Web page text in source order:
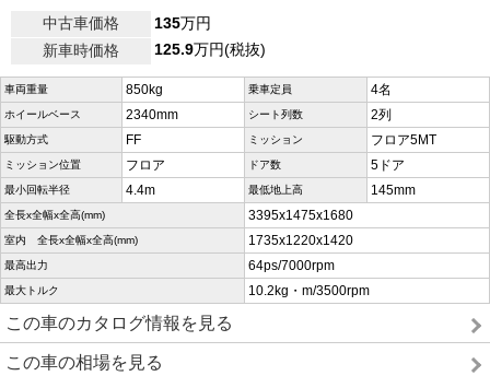
中古車価格
135万円
新車時価格
125.9万円(税抜)
車両重量 850kg 乗車定員 4名
ホイールベース 2340mm シート列数 2列
駆動方式 FF ミッション フロア5MT
ミッション位置 フロア ドア数 5ドア
最小回転半径 4.4m 最低地上高 145mm
全長x全幅x全高(mm) 3395x1475x1680
室内 全長x全幅x全高(mm) 1735x1220x1420
最高出力 64ps/7000rpm
最大トルク 10.2kg・m/3500rpm
この車のカタログ情報を見る
この車の相場を見る